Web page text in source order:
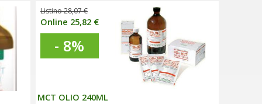
Listino 28,07 €
Online 25,82 €
- 8%
MCT OLIO 240ML